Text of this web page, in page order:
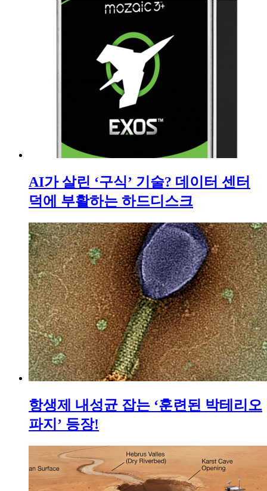
AI가 살린 ‘구식’ 기술? 데이터 센터
덕에 부활하는 하드디스크
항생제 내성균 잡는 ‘훈련된 박테리오
파지’ 등장!